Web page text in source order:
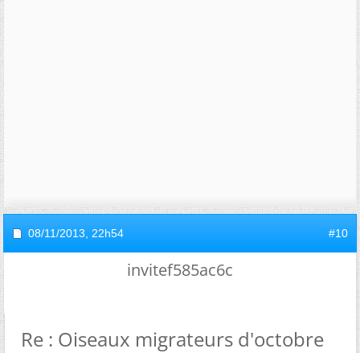
08/11/2013, 22h54 #10
invitef585ac6c
Re : Oiseaux migrateurs d'octobre